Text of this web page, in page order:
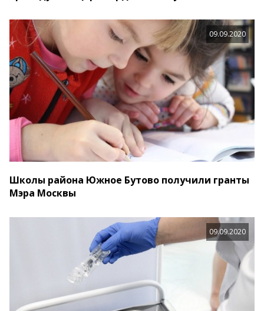
09.09.2020
Школы района Южное Бутово получили гранты
Мэра Москвы
09.09.2020